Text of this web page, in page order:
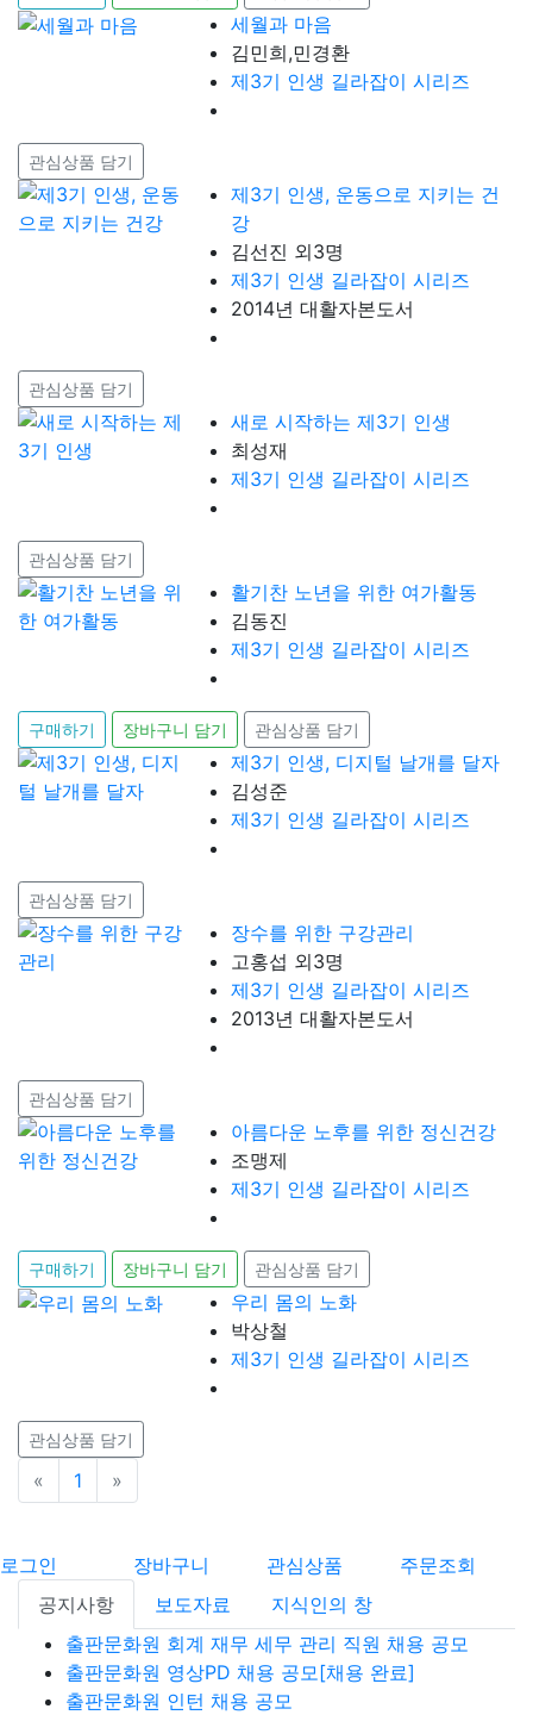
세월과 마음
김민희,민경환
제3기 인생 길라잡이 시리즈
관심상품 담기
제3기 인생, 운동으로 지키는 건
강
김선진 외3명
제3기 인생 길라잡이 시리즈
2014년 대활자본도서
관심상품 담기
새로 시작하는 제3기 인생
최성재
제3기 인생 길라잡이 시리즈
관심상품 담기
활기찬 노년을 위한 여가활동
김동진
제3기 인생 길라잡이 시리즈
구매하기 장바구니 담기 관심상품 담기
제3기 인생, 디지털 날개를 달자
김성준
제3기 인생 길라잡이 시리즈
관심상품 담기
장수를 위한 구강관리
고홍섭 외3명
제3기 인생 길라잡이 시리즈
2013년 대활자본도서
관심상품 담기
아름다운 노후를 위한 정신건강
조맹제
제3기 인생 길라잡이 시리즈
구매하기 장바구니 담기 관심상품 담기
우리 몸의 노화
박상철
제3기 인생 길라잡이 시리즈
관심상품 담기
« 이전
1 »
로그인 장바구니 관심상품
주문조회
공지사항
보도자료
지식인의 창
출판문화원 회계 재무 세무 관리 직원 채용 공모
출판문화원 영상PD 채용 공모[채용 완료]
출판문화원 인턴 채용 공모